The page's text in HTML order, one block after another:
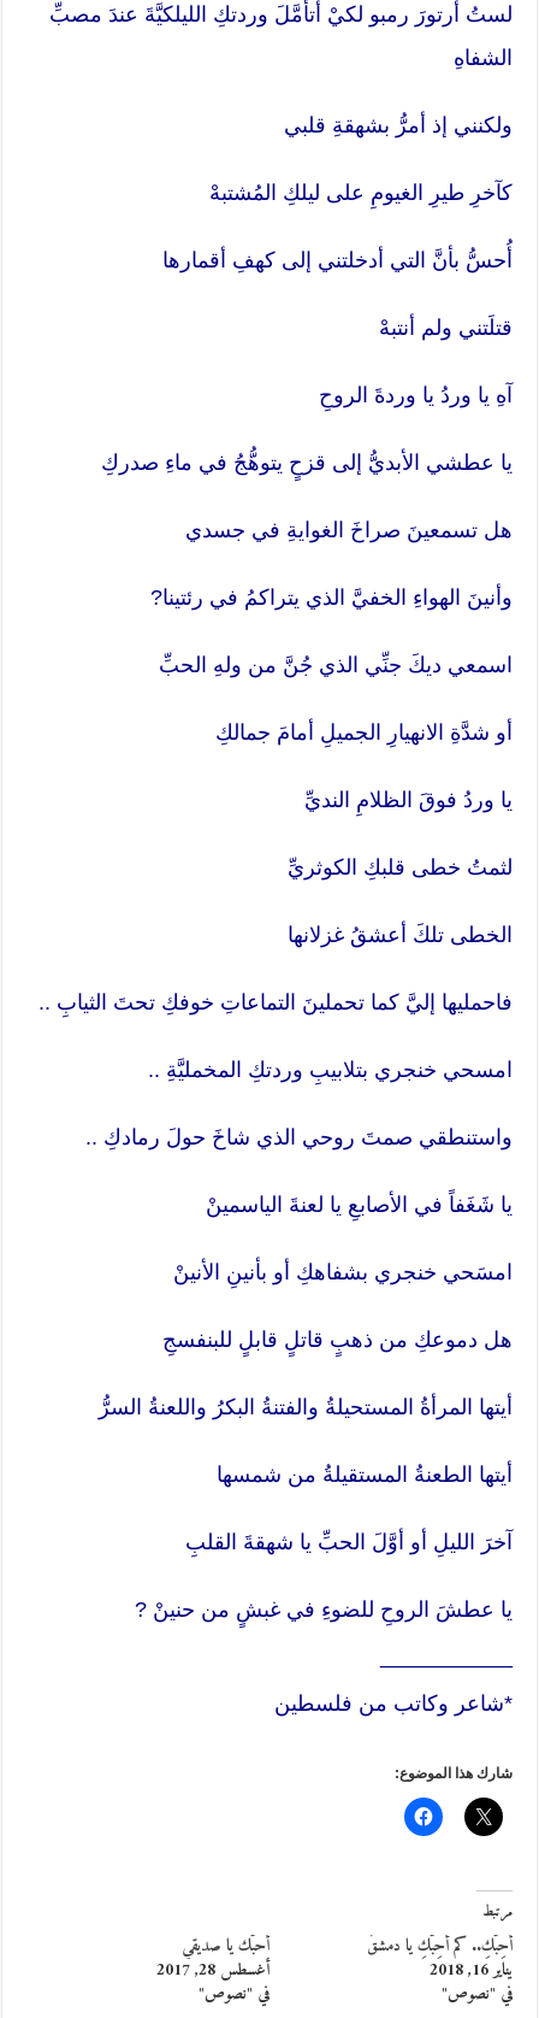
لستُ أرتورَ رمبو لكيْ أتأمَّلَ وردتكِ الليلكيَّةَ عندَ مصبِّ
الشفاهِ
ولكنني إذ أمرُّ بشهقةِ قلبي
كآخرِ طيرِ الغيومِ على ليلكِ المُشتبهْ
أُحسُّ بأنَّ التي أدخلتني إلى كهفِ أقمارها
قتلَتني ولم أنتبهْ
آهِ يا وردُ يا وردةَ الروحِ
يا عطشي الأبديُّ إلى قزحٍ يتوهُّجُ في ماءِ صدركِ
هل تسمعينَ صراخَ الغوايةِ في جسدي
وأنينَ الهواءِ الخفيَّ الذي يتراكمُ في رئتينا?
اسمعي ديكَ جنِّي الذي جُنَّ من ولهِ الحبِّ
أو شدَّةِ الانهيارِ الجميلِ أمامَ جمالكِ
يا وردُ فوقَ الظلامِ النديِّ
لثمتُ خطى قلبكِ الكوثريِّ
الخطى تلكَ أعشقُ غزلانها
فاحمليها إليَّ كما تحملينَ التماعاتِ خوفكِ تحتَ الثيابِ ..
امسحي خنجري بتلابيبِ وردتكِ المخمليَّةِ ..
واستنطقي صمتَ روحي الذي شاخَ حولَ رمادكِ ..
يا شَغَفاً في الأصابعِ يا لعنةَ الياسمينْ
امسَحي خنجري بشفاهكِ أو بأنينِ الأنينْ
هل دموعكِ من ذهبٍ قاتلٍ قابلٍ للبنفسجِ
أيتها المرأةُ المستحيلةُ والفتنةُ البكرُ واللعنةُ السرُّ
أيتها الطعنةُ المستقيلةُ من شمسها
آخرَ الليلِ أو أوَّلَ الحبِّ يا شهقةَ القلبِ
يا عطشَ الروحِ للضوءِ في غبشٍ من حنينْ ?
*شاعر وكاتب من فلسطين
شارك هذا الموضوع:
مرتبط
أحِبُّكِ.. كم أحِبُّكِ يا دمشقُ
يناير 16, 2018
في "نصوص"
أحبّك يا صديقي
أغسطس 28, 2017
في "نصوص"